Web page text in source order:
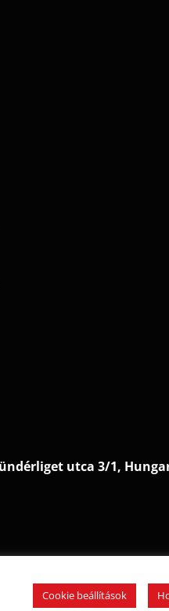
utca 3/1,
Ι Hírek
Cookie beállítások